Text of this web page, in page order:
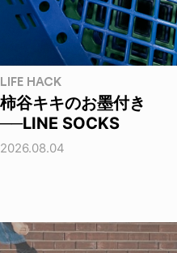
LIFE HACK
柿谷キキのお墨付き
──LINE SOCKS
2026.08.04